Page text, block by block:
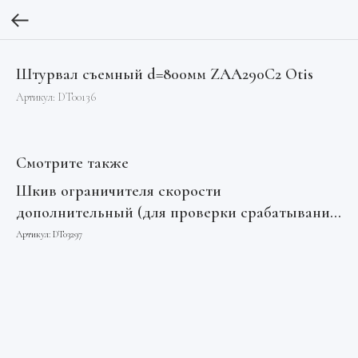
Штурвал съемный d=800мм ZAA290C2 Otis
Артикул: DT00136
Смотрите также
Шкив ограничителя скорости
дополнительный (для проверки срабатывания)
пластиковый на скорость 0
Артикул: DT03297